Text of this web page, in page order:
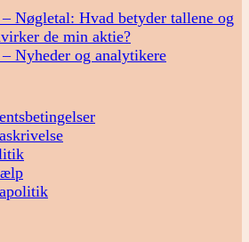
Nøgletal: Hvad betyder tallene og
de min aktie?
Nyheder og analytikere